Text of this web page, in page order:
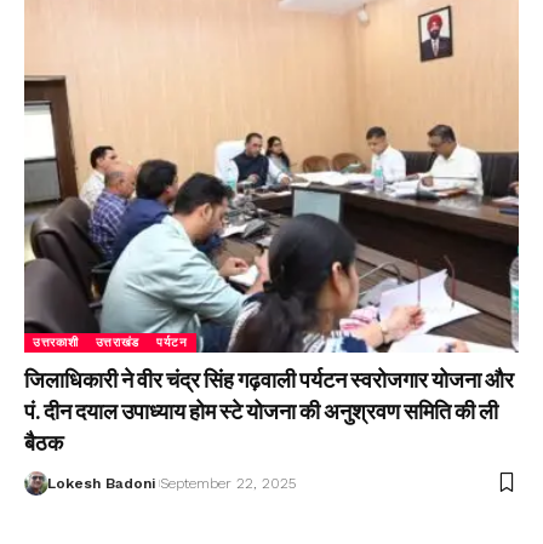
उत्तरकाशी उत्तराखंड पर्यटन
जिलाधिकारी ने वीर चंद्र सिंह गढ़वाली पर्यटन स्वरोजगार योजना और
पं. दीन दयाल उपाध्याय होम स्टे योजना की अनुश्रवण समिति की ली
बैठक
Lokesh Badoni September 22, 2025